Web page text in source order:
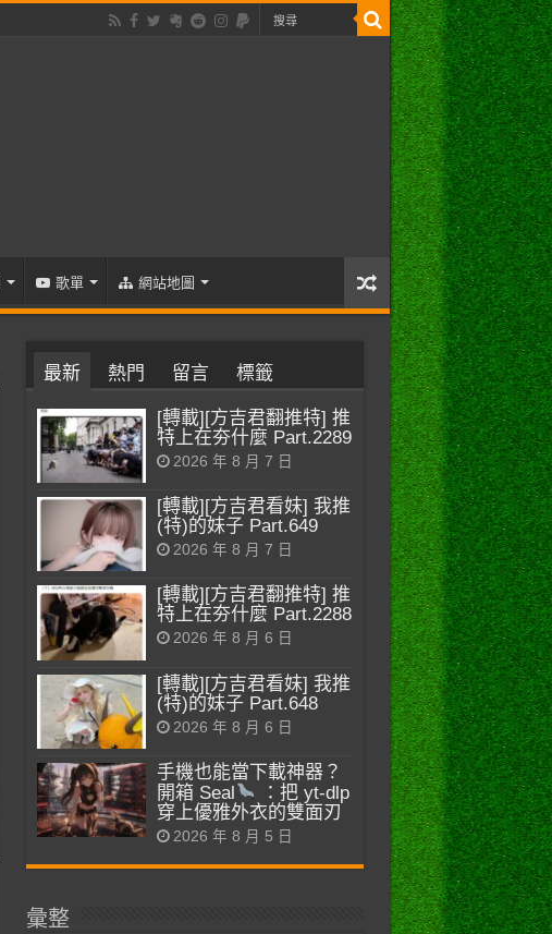
歌單 網站地圖
最新 熱門 留言 標籤
[轉載][方吉君翻推特] 推
特上在夯什麼 Part.2289
2026 年 8 月 7 日
[轉載][方吉君看妹] 我推
(特)的妹子 Part.649
2026 年 8 月 7 日
[轉載][方吉君翻推特] 推
特上在夯什麼 Part.2288
2026 年 8 月 6 日
[轉載][方吉君看妹] 我推
(特)的妹子 Part.648
2026 年 8 月 6 日
手機也能當下載神器？
開箱 Seal
：把 yt-dlp
穿上優雅外衣的雙面刃
2026 年 8 月 5 日
彙整